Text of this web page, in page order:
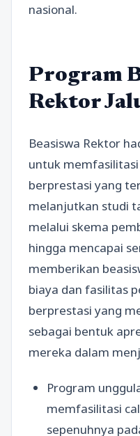
nasional.
Program
Rektor
Beasiswa Rektor
untuk
berprestasi yang
melanjutkan studi
melalui skema
hingga mencapai
memberikan
biaya dan fasilitas
berprestasi yang
sebagai bentuk
mereka dalam
Program
memfasilitasi
sepenuhnya